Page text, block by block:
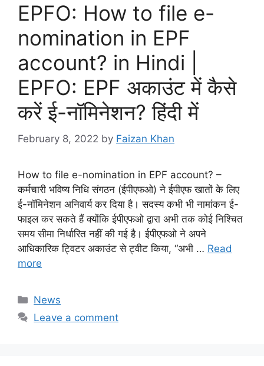
EPFO: How to file e-
nomination in EPF
account? in Hindi |
EPFO: EPF अकाउंट में कैसे
करें ई-नॉमिनेशन? हिंदी में
February 8, 2022 by Faizan Khan
How to file e-nomination in EPF account? –
कर्मचारी भविष्य निधि संगठन (ईपीएफओ) ने ईपीएफ खातों के लिए
ई-नॉमिनेशन अनिवार्य कर दिया है। सदस्य कभी भी नामांकन ई-
फाइल कर सकते हैं क्योंकि ईपीएफओ द्वारा अभी तक कोई निश्चित
समय सीमा निर्धारित नहीं की गई है। ईपीएफओ ने अपने
आधिकारिक ट्विटर अकाउंट से ट्वीट किया, “अभी … Read
more
Categories
News
Leave a comment